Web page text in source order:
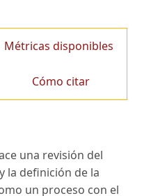
Métricas disponibles
Cómo citar
una revisión del
la definición de la
un proceso con el